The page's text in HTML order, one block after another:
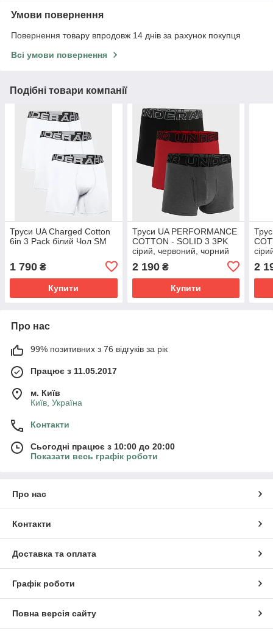
Умови повернення
Повернення товару впродовж 14 днів за рахунок покупця
Всі умови повернення
Подібні товари компанії
Труси UA Charged Cotton
6in 3 Pack білий Чол SM
1 790 ₴
Купити
Труси UA PERFORMANCE
COTTON - SOLID 3 3PK
сірий, червоний, чорний
2 190₴
Купити
2
Про нас
99% позитивних з 76 відгуків за рік
Працює з 11.05.2017
м. Київ
Київ, Україна
Контакти
Сьогодні працює з 10:00 до 20:00
Показати весь графік роботи
Про нас
Контакти
Доставка та оплата
Графік роботи
Повна версія сайту